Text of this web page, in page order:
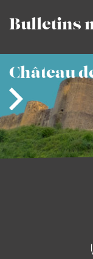
Bulletins
Château